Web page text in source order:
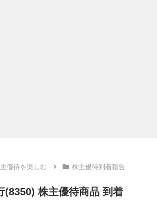
優待を楽しむ 株主優待到着報告
(8350) 株主優待商品 到着